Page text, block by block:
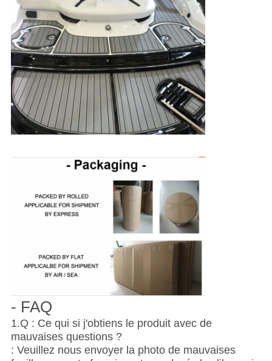
- FAQ
1.Q : Ce qui si j'obtiens le produit avec de
mauvaises questions ?
: Veuillez nous envoyer la photo de mauvaises